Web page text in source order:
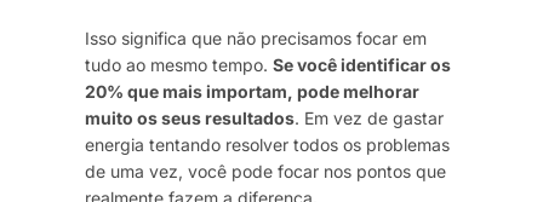
Isso significa que não precisamos focar em
tudo ao mesmo tempo. Se você identificar os
20% que mais importam, pode melhorar
muito os seus resultados. Em vez de gastar
energia tentando resolver todos os problemas
de uma vez, você pode focar nos pontos que